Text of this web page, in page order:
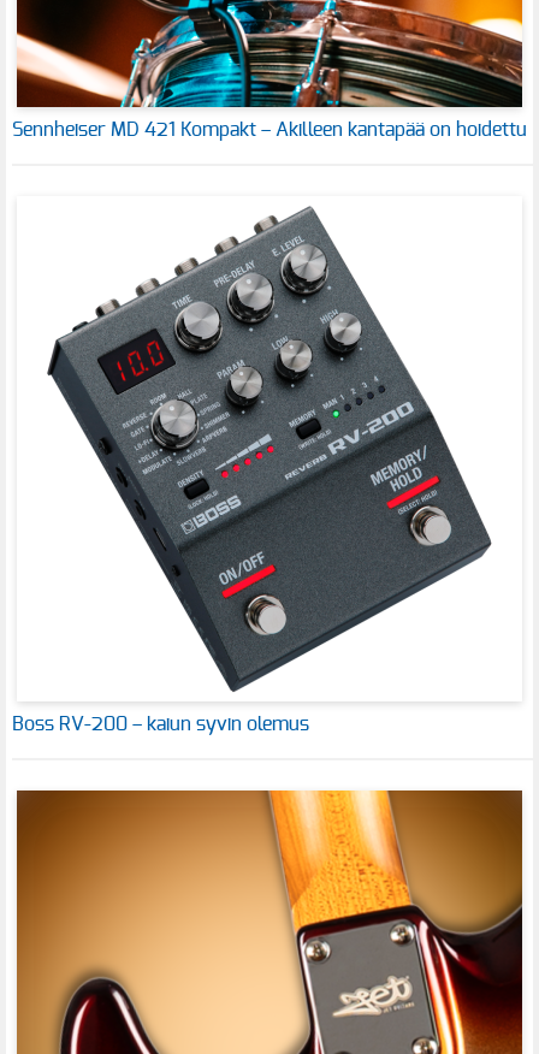
Sennheiser MD 421 Kompakt – Akilleen kantapää on hoidettu
Boss RV-200 – kaiun syvin olemus